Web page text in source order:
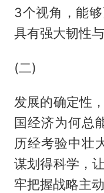
3个视角，能
具有强大韧性
(二)
发展的确定性
国经济为何总
历经考验中壮
谋划得科学，
牢把握战略主动